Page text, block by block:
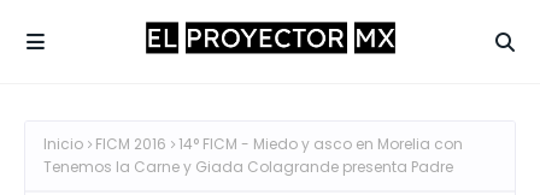
Inicio FICM 2016
14° FICM - Miedo y asco en Morelia con
Tenemos la Carne y Giada Colagrande presenta Padre